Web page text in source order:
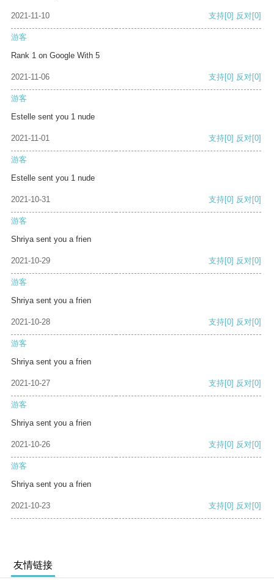
2021-11-10 支持[0] 反对[0]
游客
Rank 1 on Google With 5
2021-11-06 支持[0] 反对[0]
游客
Estelle sent you 1 nude
2021-11-01 支持[0] 反对[0]
游客
Estelle sent you 1 nude
2021-10-31 支持[0] 反对[0]
游客
Shriya sent you a frien
2021-10-29 支持[0] 反对[0]
游客
Shriya sent you a frien
2021-10-28 支持[0] 反对[0]
游客
Shriya sent you a frien
2021-10-27 支持[0] 反对[0]
游客
Shriya sent you a frien
2021-10-26 支持[0] 反对[0]
游客
Shriya sent you a frien
2021-10-23 支持[0] 反对[0]
友情链接